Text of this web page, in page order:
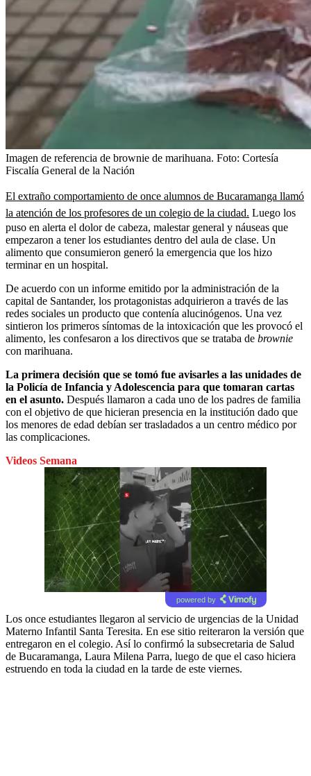
Imagen de referencia de brownie de marihuana. Foto: Cortesía
Fiscalía General de la Nación
El extraño comportamiento de once alumnos de Bucaramanga llamó
la atención de los profesores de un colegio de la ciudad. Luego los
puso en alerta el dolor de cabeza, malestar general y náuseas que
empezaron a tener los estudiantes dentro del aula de clase. Un
alimento que consumieron generó la emergencia que los hizo
terminar en un hospital.
De acuerdo con un informe emitido por la administración de la
capital de Santander, los protagonistas adquirieron a través de las
redes sociales un producto que contenía alucinógenos. Una vez
sintieron los primeros síntomas de la intoxicación que les provocó el
alimento, les confesaron a los directivos que se trataba de brownie
con marihuana.
La primera decisión que se tomó fue avisarles a las unidades de
la Policía de Infancia y Adolescencia para que tomaran cartas
en el asunto. Después llamaron a cada uno de los padres de familia
con el objetivo de que hicieran presencia en la institución dado que
los menores de edad debían ser trasladados a un centro médico por
las complicaciones.
Videos Semana
powered by
Los once estudiantes llegaron al servicio de urgencias de la Unidad
Materno Infantil Santa Teresita. En ese sitio reiteraron la versión que
entregaron en el colegio. Así lo confirmó la subsecretaria de Salud
de Bucaramanga, Laura Milena Parra, luego de que el caso hiciera
estruendo en toda la ciudad en la tarde de este viernes.